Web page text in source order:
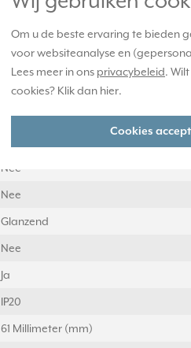
Om u de beste ervaring te bieden
voor websiteanalyse en
Lees meer in ons privacybeleid.
cookies? Klik dan hier.
Cookies
Nee
Kunststof
Bevestiging met schroef
Geen
Verticaal
Nee
Nee
Glanzend
Nee
Ja
IP20
61 Millimeter (mm)